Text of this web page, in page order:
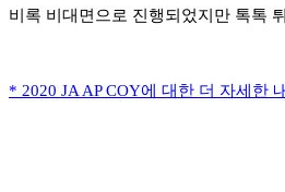
비록 비대면으로 진행되었지만 톡톡
* 2020 JA AP COY에 대한 더 자세한